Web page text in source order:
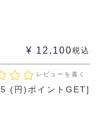
¥ 12,100税込
レビューを書く
(円)ポイントGET]